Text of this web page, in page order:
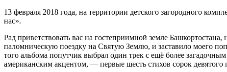
13 февраля 2018 года, на территории детского загородного
нас».
Рад приветствовать вас на гостеприимной земле
паломническую поездку на Святую Землю, и заставило моего
того альбома попутчик выбрал один трек с ещё более
американским акцентом, — первые шесть стихов сорок девятого